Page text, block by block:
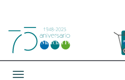
Toggle navigation